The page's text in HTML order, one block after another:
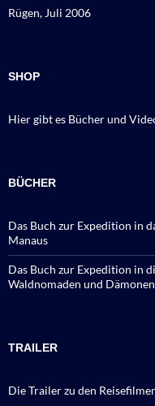
Rügen, Juli 2006
SHOP
Hier gibt es Bücher und
BÜCHER
Das Buch zur Expedition in
Manaus
Das Buch zur Expedition in
Waldnomaden und Dämonen
TRAILER
Die Trailer zu den